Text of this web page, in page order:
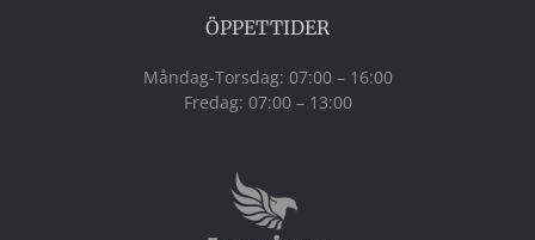
ÖPPETTIDER
Måndag-Torsdag: 07:00 – 16:00
Fredag: 07:00 – 13:00